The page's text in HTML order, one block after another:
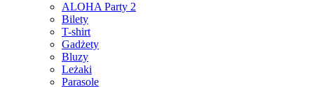
ALOHA Party 2
Bilety
T-shirt
Gadżety
Bluzy
Leżaki
Parasole